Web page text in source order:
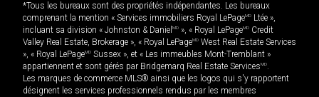
*Tous les bureaux sont des propriétés indépendantes. Les bureaux
comprenant la mention « Services immobiliers Royal LePageMD Ltée »,
incluant sa division « Johnston & Daniel MD », « Royal LePageMD Credit
Valley Real Estate, Brokerage », « Royal LePageMD West Real Estate Services
», « Royal LePageMD Sussex », et « Les immeubles Mont-Tremblant »
appartiennent et sont gérés par Bridgemarq Real Estate ServicesMD.
Les marques de commerce MLS® ainsi que les logos qui s'y rapportent
désignent les services professionnels rendus par les membres